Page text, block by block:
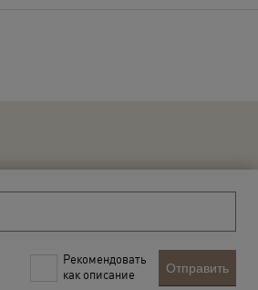
Рекомендовать
как описание
Отправить